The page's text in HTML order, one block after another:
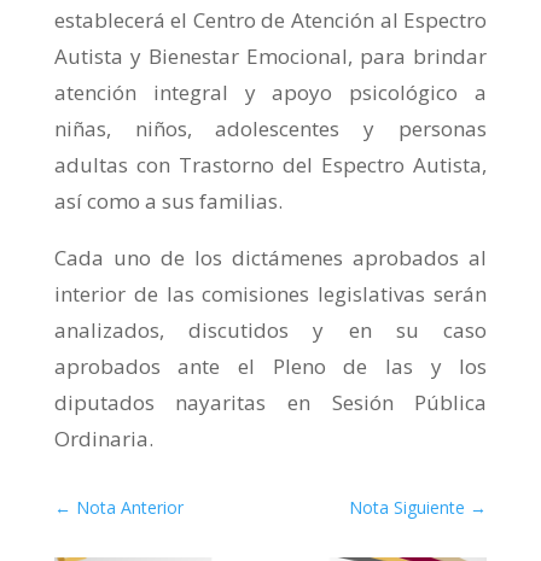
establecerá el Centro de Atención al Espectro
Autista y Bienestar Emocional, para brindar
atención integral y apoyo psicológico a
niñas, niños, adolescentes y personas
adultas con Trastorno del Espectro Autista,
así como a sus familias.
Cada uno de los dictámenes aprobados al
interior de las comisiones legislativas serán
analizados, discutidos y en su caso
aprobados ante el Pleno de las y los
diputados nayaritas en Sesión Pública
Ordinaria.
← Nota Anterior Nota Siguiente →